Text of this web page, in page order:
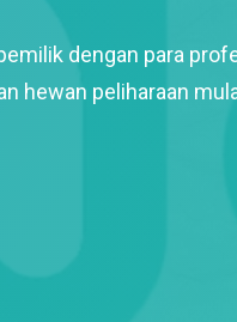
dengan para
hewan peliharaan